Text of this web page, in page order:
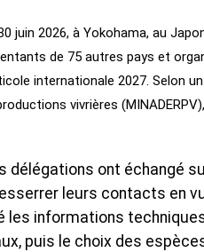
juin 2026, à Yokohama, au
de 75 autres pays et
internationale 2027. Selon
vivrières
délégations ont échangé
leurs contacts en
les informations
puis le choix des